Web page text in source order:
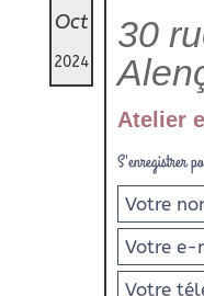
Oct
2024
30
Atelier
S'enregistrer